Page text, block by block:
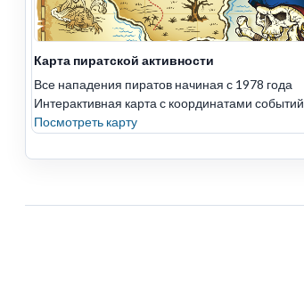
Карта пиратской активности
Все нападения пиратов начиная с 1978 года
Интерактивная карта с координатами событий
Посмотреть карту